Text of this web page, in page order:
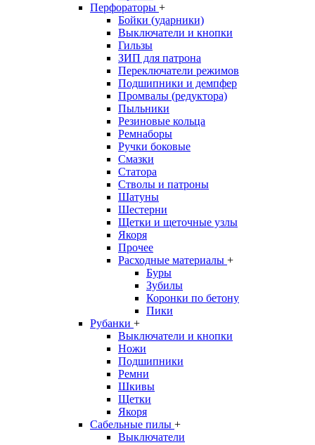
Перфораторы +
Бойки (ударники)
Выключатели и кнопки
Гильзы
ЗИП для патрона
Переключатели режимов
Подшипники и демпфер
Промвалы (редуктора)
Пыльники
Резиновые кольца
Ремнаборы
Ручки боковые
Смазки
Статора
Стволы и патроны
Шатуны
Шестерни
Щетки и щеточные узлы
Якоря
Прочее
Расходные материалы +
Буры
Зубилы
Коронки по бетону
Пики
Рубанки +
Выключатели и кнопки
Ножи
Подшипники
Ремни
Шкивы
Щетки
Якоря
Сабельные пилы +
Выключатели